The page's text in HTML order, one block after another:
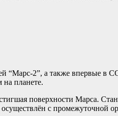
“Марс-2”, а также впервые
планете.
поверхности Марса.
с промежуточной